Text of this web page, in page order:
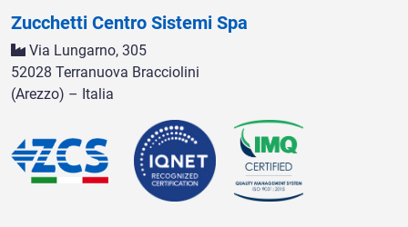
Zucchetti Centro Sistemi Spa
Via Lungarno, 305
52028 Terranuova Bracciolini
(Arezzo) – Italia